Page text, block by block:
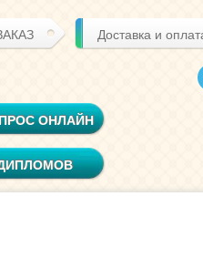
Доставка и
ОНЛАЙН